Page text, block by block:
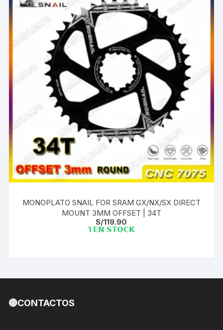
MONOPLATO SNAIL FOR SRAM GX/NX/SX DIRECT
MOUNT 3MM OFFSET | 34T
S/119.90
1 𝗘𝗡 𝗦𝗧𝗢𝗖𝗞
🔴CONTACTOS